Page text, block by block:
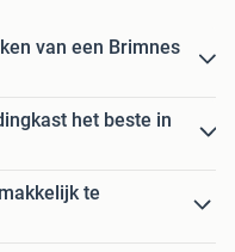
van een Brimnes
het beste in
te